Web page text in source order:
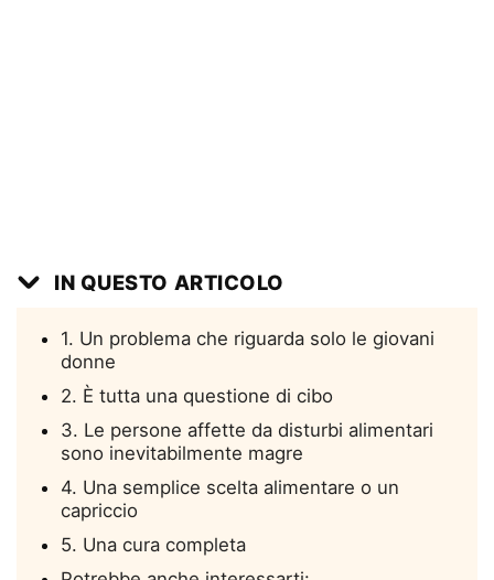
IN QUESTO ARTICOLO
1. Un problema che riguarda solo le giovani
donne
2. È tutta una questione di cibo
3. Le persone affette da disturbi alimentari
sono inevitabilmente magre
4. Una semplice scelta alimentare o un
capriccio
5. Una cura completa